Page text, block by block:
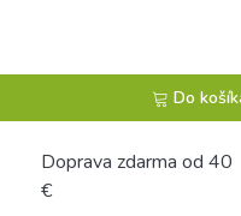
Do
Doprava zdarma od 40
€